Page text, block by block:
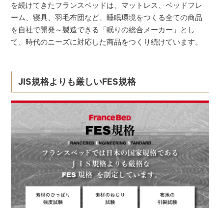
を続けてきたフランスベッドは、マットレス、ベッドフレ
ーム、寝具、羽毛布団など、睡眠環境をつくる全ての商品
を自社で開発～製造できる「眠りの総合メーカー」とし
て、時代のニーズに対応した商品をつくり続けています。
JIS規格よりも厳しいFES規格